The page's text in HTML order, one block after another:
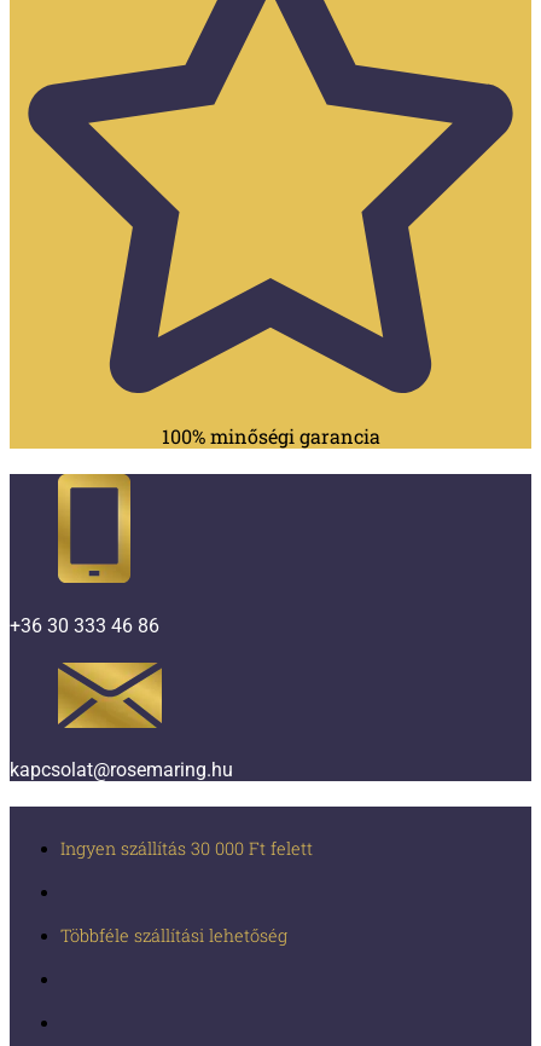
100% minőségi garancia
+36 30 333 46 86
kapcsolat@rosemaring.hu
Ingyen szállítás 30 000 Ft felett
Többféle szállítási lehetőség